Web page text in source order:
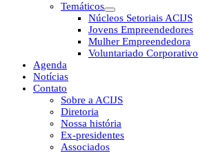
Temáticos
Núcleos Setoriais ACIJS
Jovens Empreendedores
Mulher Empreendedora
Voluntariado Corporativo
Agenda
Notícias
Contato
Sobre a ACIJS
Diretoria
Nossa história
Ex-presidentes
Associados